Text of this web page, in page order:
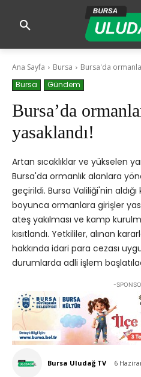
Ana Sayfa Bursa
Bursa'da
Bursa
Gündem
Bursa’da
yasaklandı!
Artan sıcaklıklar ve yükselen
Bursa'da ormanlık alanlara
geçirildi. Bursa Valiliği'nin
boyunca ormanlara girişler
ateş yakılması ve kamp
kısıtlandı. Yetkililer, alınan
hakkında idari para cezası
durumlarda adli işlem
-
Bursa Uludağ TV 6